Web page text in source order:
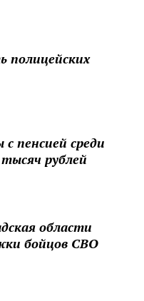
полицейских
с пенсией среди
рублей
области
бойцов СВО